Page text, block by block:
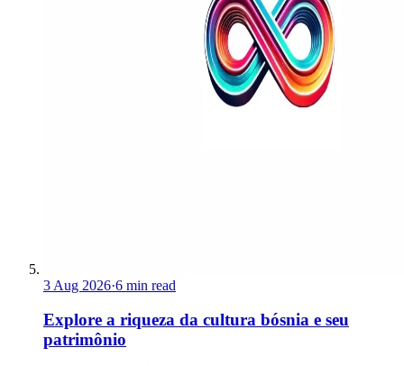
3 Aug 2026·6 min read
Explore a riqueza da cultura bósnia e seu
patrimônio